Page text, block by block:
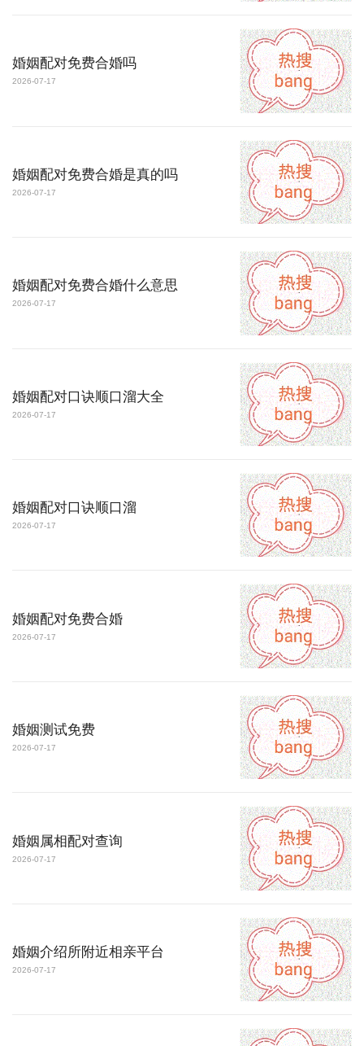
婚姻配对免费合婚吗
2026-07-17
婚姻配对免费合婚是真的吗
2026-07-17
婚姻配对免费合婚什么意思
2026-07-17
婚姻配对口诀顺口溜大全
2026-07-17
婚姻配对口诀顺口溜
2026-07-17
婚姻配对免费合婚
2026-07-17
婚姻测试免费
2026-07-17
婚姻属相配对查询
2026-07-17
婚姻介绍所附近相亲平台
2026-07-17